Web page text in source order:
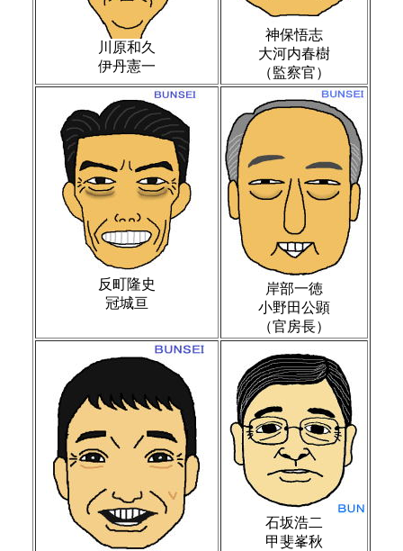
川原和久
伊丹憲一
神保悟志
大河内春樹
（監察官）
反町隆史
冠城亘
岸部一徳
小野田公顕
（官房長）
石坂浩二
甲斐峯秋